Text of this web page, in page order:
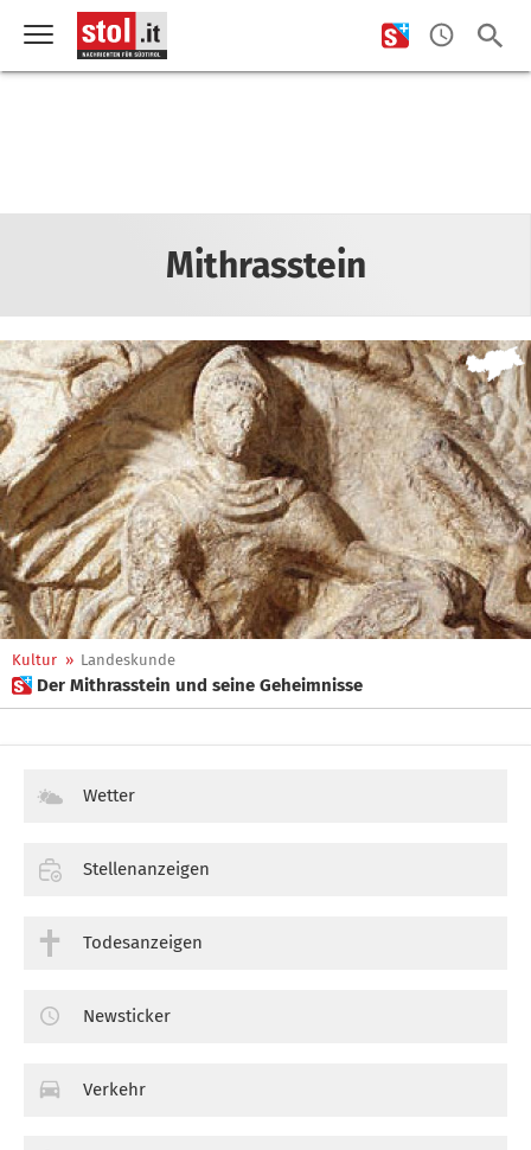
Mithrasstein
Kultur » Landeskunde
 Der Mithrasstein und seine Geheimnisse
Wetter
Stellenanzeigen
Todesanzeigen
Newsticker
Verkehr